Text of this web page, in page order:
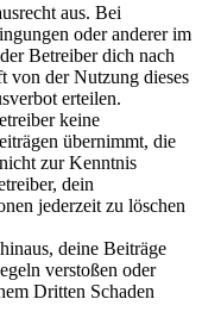
aus. Bei
oder anderer im
Betreiber dich nach
von der Nutzung dieses
erteilen.
keine
übernimmt, die
zur Kenntnis
dein
jederzeit zu löschen
deine Beiträge
verstoßen oder
Dritten Schaden